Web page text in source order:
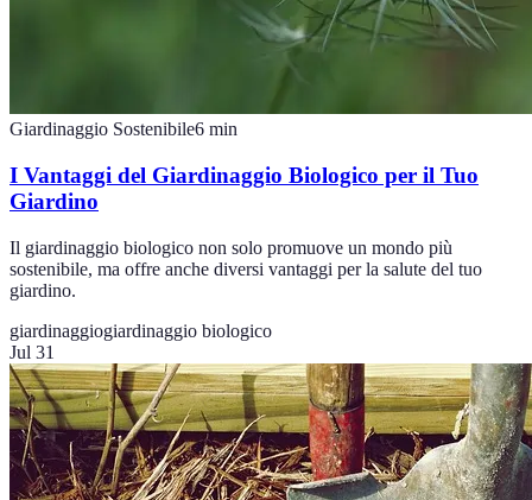
Giardinaggio Sostenibile6 min
I Vantaggi del Giardinaggio Biologico per il Tuo
Giardino
Il giardinaggio biologico non solo promuove un mondo più
sostenibile, ma offre anche diversi vantaggi per la salute del tuo
giardino.
giardinaggiogiardinaggio biologico
Jul 31